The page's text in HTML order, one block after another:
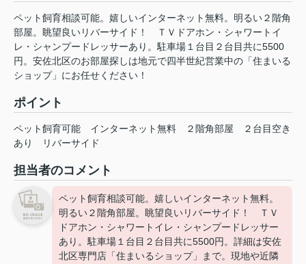
ペット飼育相談可能。嬉しいインターネット無料。明るい２階角
部屋。眺望良いリバーサイド！ ＴＶドアホン・シャワートイ
レ・シャンプードレッサーあり。駐車場１台目２台目共に5500
円。安佐北区のお部屋探しは地元で四半世紀営業中の「住まいる
ショップ」にお任せください！
ポイント
ペット飼育可能 インターネット無料 ２階角部屋
２台目空き
あり
リバーサイド
担当者のコメント
ペット飼育相談可能。嬉しいインターネット無料。
明るい２階角部屋。眺望良いリバーサイド！ ＴＶ
ドアホン・シャワートイレ・シャンプードレッサー
あり。駐車場１台目２台目共に5500円。詳細は安佐
北区専門店「住まいるショップ」まで。現地や近隣